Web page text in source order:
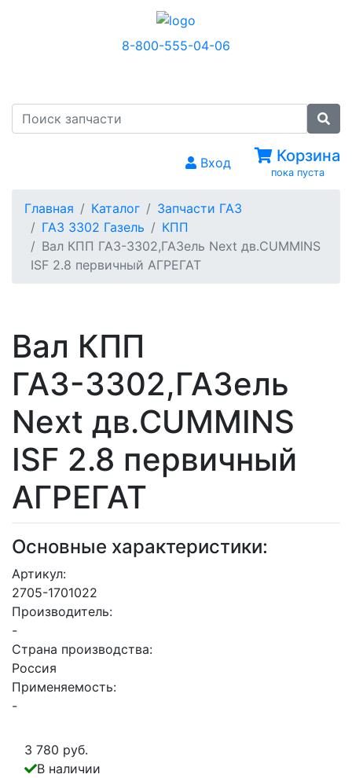
8-800-555-04-06
Вход Корзина
пока пуста
Главная Каталог
Запчасти ГАЗ
ГАЗ 3302 Газель
КПП
Вал КПП ГАЗ-3302,ГАЗель Next дв.CUMMINS
ISF 2.8 первичный АГРЕГАТ
Вал КПП
ГАЗ-3302,ГАЗель
Next дв.CUMMINS
ISF 2.8 первичный
АГРЕГАТ
Основные характеристики:
Артикул:
2705-1701022
Производитель:
-
Страна производства:
Россия
Применяемость:
-
3 780 руб.
В наличии